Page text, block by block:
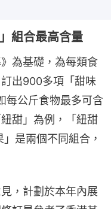
組合最高含量
為基礎，為每類食
出900多項「甜味
每公斤食物最多可含
甜」為例，「紐甜
是兩個不同組合，
，計劃於本年內展